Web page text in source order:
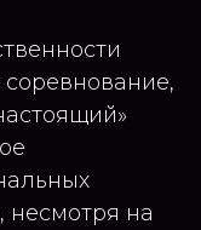
несмотря на